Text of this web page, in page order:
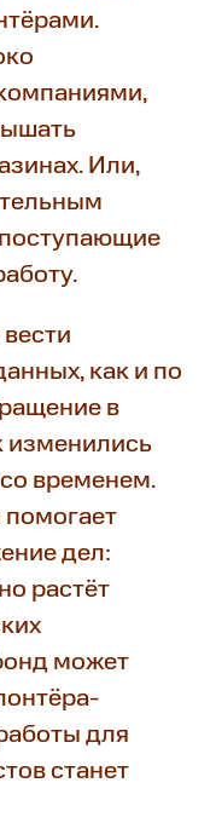
Или,
как и по
в
изменились
временем.
дел:
растёт
может
для
станет